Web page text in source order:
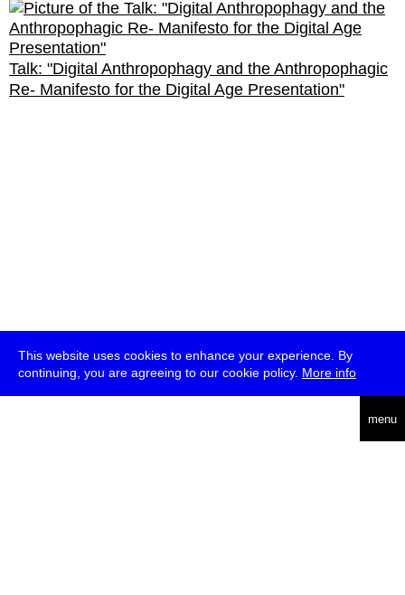
This website uses cookies to enhance your experience. By
continuing, you are agreeing to our cookie policy. More info
menu
Talk: "Digital Anthropophagy and the Anthropophagic
Re- Manifesto for the Digital Age Presentation"